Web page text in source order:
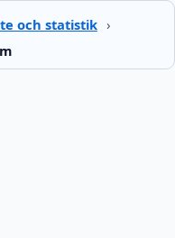
och statistik ›